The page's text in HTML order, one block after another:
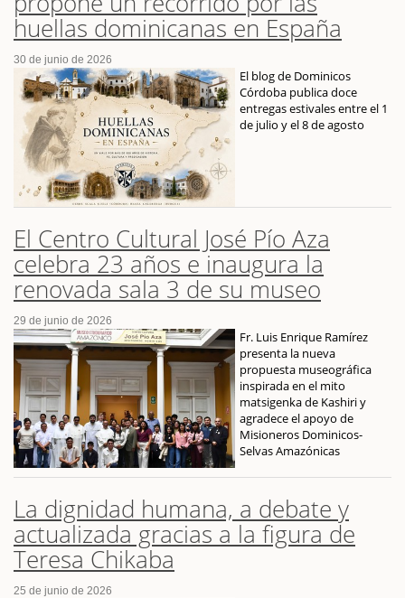
huellas dominicanas en España
30 de junio de 2026
El blog de Dominicos
Córdoba publica doce
entregas estivales entre el 1
de julio y el 8 de agosto
El Centro Cultural José Pío Aza
celebra 23 años e inaugura la
renovada sala 3 de su museo
29 de junio de 2026
Fr. Luis Enrique Ramírez
presenta la nueva
propuesta museográfica
inspirada en el mito
matsigenka de Kashiri y
agradece el apoyo de
Misioneros Dominicos-
Selvas Amazónicas
La dignidad humana, a debate y
actualizada gracias a la figura de
Teresa Chikaba
25 de junio de 2026